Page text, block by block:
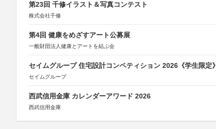
第23回 千修イラスト＆写真コンテスト
株式会社千修
第4回 健康をめざすアート公募展
一般財団法人健康とアートを結ぶ会
セイムグループ 住宅設計コンペティション 2026《学生限定》
セイムグループ
西武信用金庫 カレンダーアワード 2026
西武信用金庫